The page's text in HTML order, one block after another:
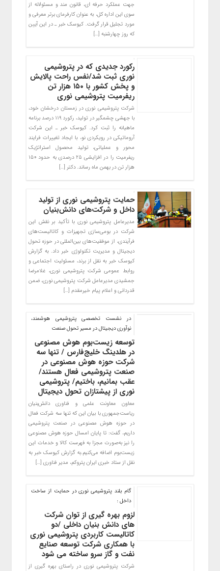
جهت عملکرد حرفه ای، قانون مند و مسئولانه از
سوی این اداره کل، به عنوان کارفرمای برتر معرفی و
مورد تجلیل قرار گرفت. کیوسک خبر ـ در این آیین
که روز چهارشنبه […]
رکورد جدیدی که در پتروشیمی
نوری ثبت شد/نفس راحت پالایش
و پخش کشور با ۱۵۰ هزار تن
ریفرمیت پتروشیمی نوری
شرکت پتروشیمی نوری در زمستان درخشان خود،
با جهشی چشمگیر در تولید، رکورد ۱۱۹ درصد برنامه
ماهیانه را ثبت کرد. کیوسک خبر ـ این شرکت
آروماتیکی در رویکردی نو، با ایجاد تغییرات فرایند
محور و عملیاتی، تولید محصول استراتژیک
ریفرمیت را در افزایشی ۲۵ درصدی به حدود ۱۵۰
هزار تن در بهمن ماه رساند. دکتر […]
حمایت پتروشیمی نوری از تولید
داخل و شرکت‌های دانش‌بنیان‌
مدیرعامل پتروشیمی نوری با تأکید بر نقش این
شرکت در بومی‌سازی تجهیزات و کاتالیست‌های
فرآیندی، از موفقیت‌های بین‌المللی در حوزه تحول
دیجیتال و مدیریت تکنولوژی خبر داد. به گزارش
کیوسک خبر به نقل از برند، مسئولیت اجتماعی و
روابط عمومی شرکت پتروشیمی نوری، غلامرضا
جمشیدی مدیرعامل شرکت پتروشیمی نوری، ضمن
قدردانی و اعلام پیام خیرمقدم […]
در نشست تخصصی پتروشیمی هوشمند،
نوآوری دیجیتال در مسیر تحول صنعت
توسعه زیست‌بوم هوش مصنوعی
در هلدینگ خلیج‌فارس / تنها سه
شرکت حوزه هوش مصنوعی در
صنعت پتروشیمی فعال هستند/
عقب بمانیم، باختیم/ پتروشیمی
نوری از پیشتازان تحول دیجیتال
معاون معاونت علمی و فناوری دانش‌بنیان
ریاست‌جمهوری با بیان این که تنها سه شرکت فعال
در حوزه هوش مصنوعی در صنعت پتروشیمی
داریم، گفت: تا پایان امسال حوزه هوش مصنوعی
را نیز به‌صورت مجزا به فهرست کالا و خدمات این
زیست‌بوم اضافه می‌کنیم.به گزارش کیوسک خبر به
نقل از ستاد خبری ایران پتروکم، مدیر فناوری […]
گام بلند پتروشیمی نوری در حمایت از ساخت
داخل :
لزوم بهره گیری از توان شرکت
های دانش بنیان داخلی /دو
کاتالیست کاربردی پتروشیمی نوری
با همکاری شرکت توسعه صنایع
نفت و گاز سرو ساخته می شود
شرکت پتروشیمی نوری در راستای بهره گیری از